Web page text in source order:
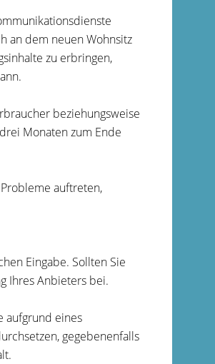
an dem neuen Wohnsitz
zu erbringen,
beziehungsweise
Monaten zum Ende
auftreten,
Eingabe. Sollten Sie
Ihres Anbieters bei.
aufgrund eines
gegebenenfalls